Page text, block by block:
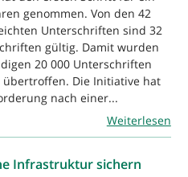
genommen. Von den 42
Unterschriften sind 32
gültig. Damit wurden
20 000 Unterschriften
übertroffen. Die Initiative hat
nach einer...
Weiterlesen
Infrastruktur sichern